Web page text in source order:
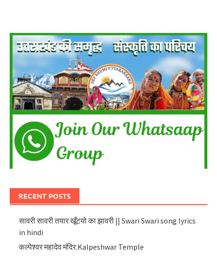
RECENT POSTS
सावरी सावरी तयार खूँटयो का झावरी || Swari Swari song lyrics
in hindi
कल्पेश्वर महादेव मंदिर.Kalpeshwar Temple